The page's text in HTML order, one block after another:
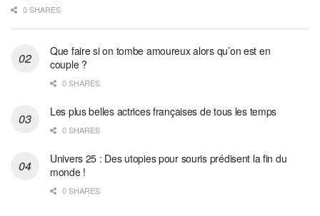
0 SHARES
Que faire si on tombe amoureux alors qu’on est en
couple ?
0 SHARES
Les plus belles actrices françaises de tous les temps
0 SHARES
Univers 25 : Des utopies pour souris prédisent la fin du
monde !
0 SHARES